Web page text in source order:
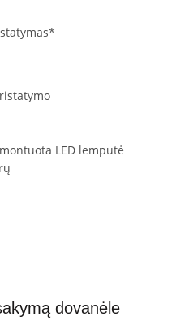
LED lemputė
dovanėle